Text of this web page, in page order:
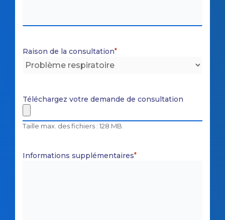
Raison de la consultation*
Téléchargez votre demande de consultation
Taille max. des fichiers : 128 MB.
Informations supplémentaires*